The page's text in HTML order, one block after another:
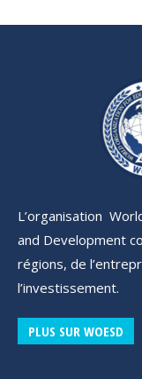
L’organisation
and Development
régions, de
l’investissement.
PLUS SUR WOESD